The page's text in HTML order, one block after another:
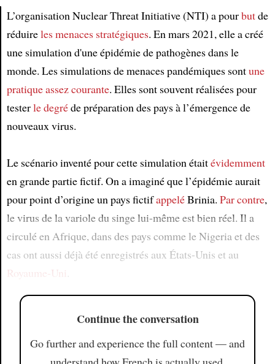
L’organisation Nuclear Threat Initiative (NTI) a pourbutde
réduireles menaces stratégiques. En mars 2021, elle a créé
une simulation d'une épidémie de pathogènes dans le
monde. Les simulations de menaces pandémiques sontune
pratique assez courante. Elles sont souvent réalisées pour
testerle degréde préparation des pays à l’émergence de
nouveaux virus.
Le scénario inventé pour cette simulation étaitévidemment
en grande partie fictif. On a imaginé que l’épidémie aurait
pour point d’origine un pays fictifappeléBrinia. Par contre,
le virus de la variole du singe lui-même est bien réel. Il a
circulé en Afrique, dans des pays comme le Nigeria et des
cas ont aussi déjà été enregistrés aux États-Unis et au
Royaume-Uni
Continue the conversation
Go further and experience the full content — and